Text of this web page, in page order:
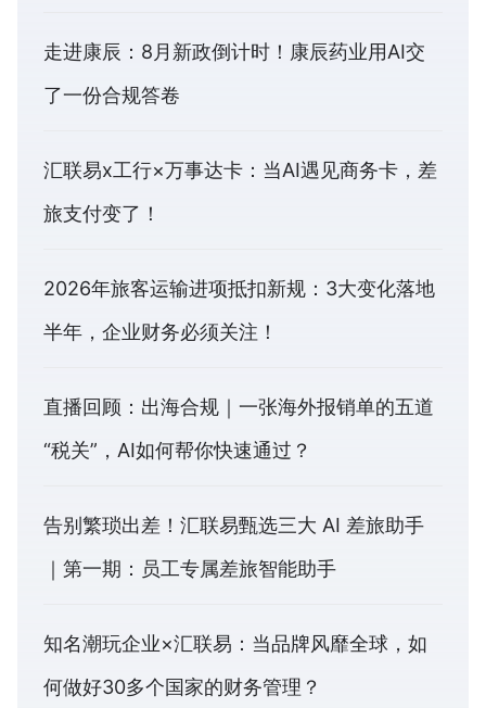
走进康辰：8月新政倒计时！康辰药业用AI交
了一份合规答卷
汇联易x工行×万事达卡：当AI遇见商务卡，差
旅支付变了！
2026年旅客运输进项抵扣新规：3大变化落地
半年，企业财务必须关注！
直播回顾：出海合规｜一张海外报销单的五道
“税关”，AI如何帮你快速通过？
告别繁琐出差！汇联易甄选三大 AI 差旅助手
｜第一期：员工专属差旅智能助手
知名潮玩企业×汇联易：当品牌风靡全球，如
何做好30多个国家的财务管理？